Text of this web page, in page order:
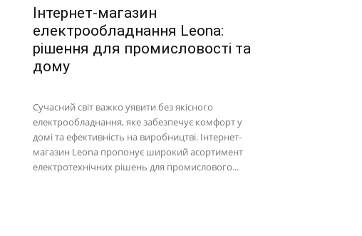
Інтернет-магазин
електрообладнання Leona:
рішення для промисловості та
дому
Сучасний світ важко уявити без якісного
електрообладнання, яке забезпечує комфорт у
домі та ефективність на виробництві. Інтернет-
магазин Leona пропонує широкий асортимент
електротехнічних рішень для промислового...